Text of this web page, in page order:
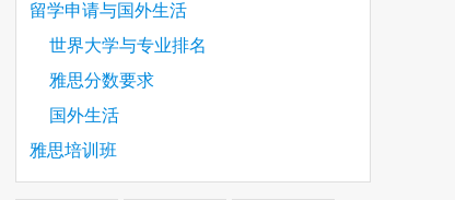
留学申请与国外生活
世界大学与专业排名
雅思分数要求
国外生活
雅思培训班